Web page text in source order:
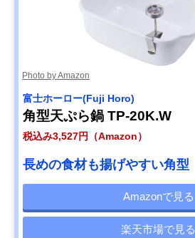
Photo by Amazon
‎富士ホーロー(Fuji Horo)
角型天ぷら鍋 TP-20K.W
税込み3,527円（Amazon）
長めの食材も揚げやすい角型
Amazonで見る
楽天市場で見る